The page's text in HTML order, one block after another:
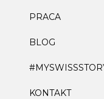
PRACA
BLOG
KONTAKT